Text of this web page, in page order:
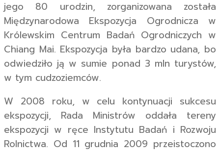
jego 80 urodzin, zorganizowana została
Międzynarodowa Ekspozycja Ogrodnicza w
Królewskim Centrum Badań Ogrodniczych w
Chiang Mai. Ekspozycja była bardzo udana, bo
odwiedziło ją w sumie ponad 3 mln turystów,
w tym cudzoziemców.
W 2008 roku, w celu kontynuacji sukcesu
ekspozycji, Rada Ministrów oddała tereny
ekspozycji w ręce Instytutu Badań i Rozwoju
Rolnictwa. Od 11 grudnia 2009 przeistoczono